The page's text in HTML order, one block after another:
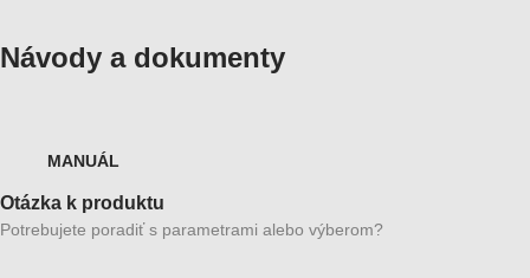
Návody a dokumenty
MANUÁL
Otázka k produktu
Potrebujete poradiť s parametrami alebo výberom?